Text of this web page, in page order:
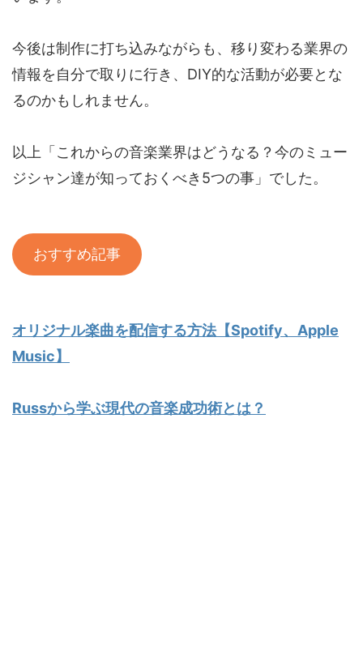
今後は制作に打ち込みながらも、移り変わる業界の
情報を自分で取りに行き、DIY的な活動が必要とな
るのかもしれません。
以上「これからの音楽業界はどうなる？今のミュー
ジシャン達が知っておくべき5つの事」でした。
おすすめ記事
オリジナル楽曲を配信する方法【Spotify、Apple
Music】
Russから学ぶ現代の音楽成功術とは？